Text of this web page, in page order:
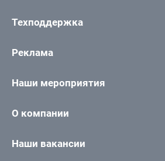
Техподдержка
Реклама
Наши мероприятия
О компании
Наши вакансии